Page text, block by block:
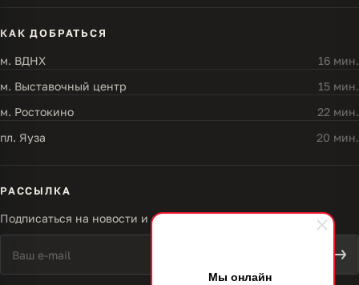
Мы онлайн
КАК ДОБРАТЬСЯ
м. ВДНХ
16 мин.
м. Выставочный центр
15 мин.
м. Ростокино
22 мин.
пл. Яуза
20 мин.
РАССЫЛКА
Подписаться на новости и акции